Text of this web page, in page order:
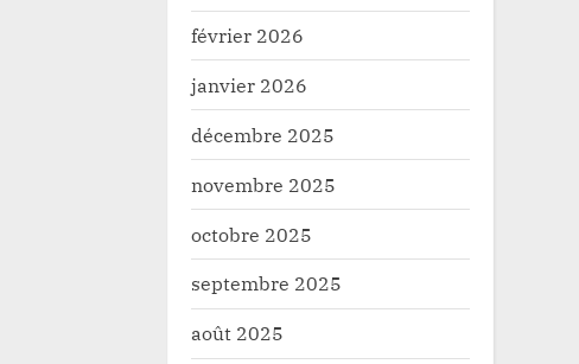
février 2026
janvier 2026
décembre 2025
novembre 2025
octobre 2025
septembre 2025
août 2025